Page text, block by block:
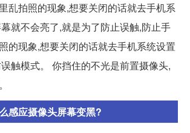
乱拍照的现象,想要关闭的话就去手机系
就不会亮了,就是为了防止误触,防止手
的现象,想要关闭的话就去手机系统设置
触模式。 你挡住的不光是前置摄像头,
感应摄像头屏幕变黑?